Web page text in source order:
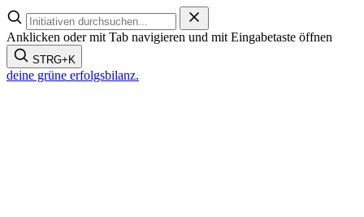
Zum
Inhalt
springen
Anklicken oder mit Tab navigieren und mit Eingabetaste öffnen
STRG+K
deine grüne erfolgsbilanz.